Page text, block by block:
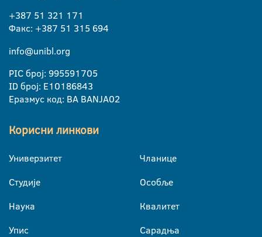
+387 51 321 171
Факс: +387 51 315 694
info@unibl.org
PIC број: 995591705
ID број: E10186843
Еразмус код: BA BANJA02
Корисни линкови
Универзитет
Студије
Наука
Упис
Чланице
Особље
Квалитет
Сарадња